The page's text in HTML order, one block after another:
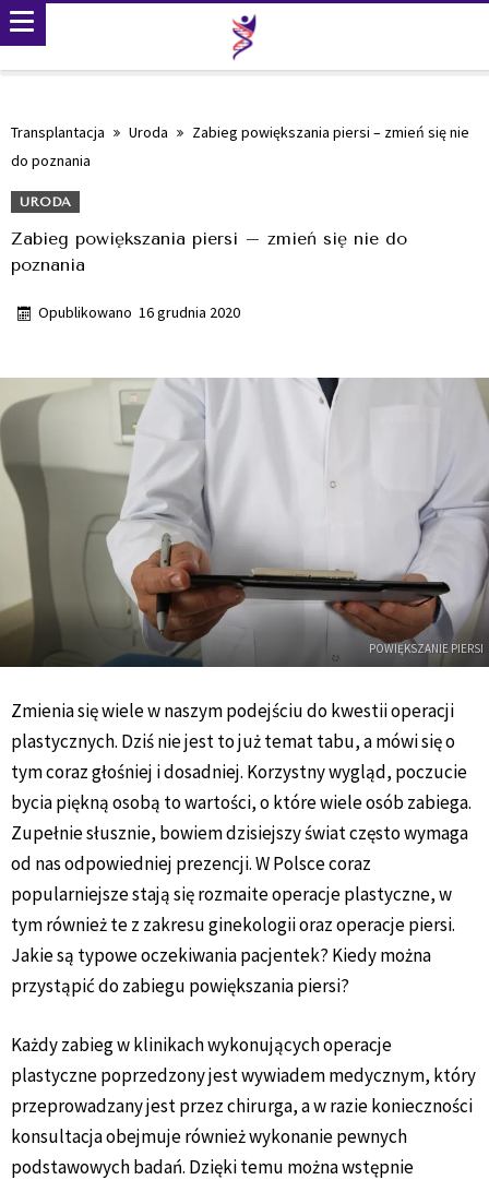
Transplantacja Uroda
Zabieg powiększania piersi – zmień się nie
do poznania
URODA
Zabieg powiększania piersi – zmień się nie do
poznania
Opublikowano 16 grudnia 2020
POWIĘKSZANIE PIERSI
Zmienia się wiele w naszym podejściu do kwestii operacji
plastycznych. Dziś nie jest to już temat tabu, a mówi się o
tym coraz głośniej i dosadniej. Korzystny wygląd, poczucie
bycia piękną osobą to wartości, o które wiele osób zabiega.
Zupełnie słusznie, bowiem dzisiejszy świat często wymaga
od nas odpowiedniej prezencji. W Polsce coraz
popularniejsze stają się rozmaite operacje plastyczne, w
tym również te z zakresu ginekologii oraz operacje piersi.
Jakie są typowe oczekiwania pacjentek? Kiedy można
przystąpić do zabiegu powiększania piersi?
Każdy zabieg w klinikach wykonujących operacje
plastyczne poprzedzony jest wywiadem medycznym, który
przeprowadzany jest przez chirurga, a w razie konieczności
konsultacja obejmuje również wykonanie pewnych
podstawowych badań. Dzięki temu można wstępnie